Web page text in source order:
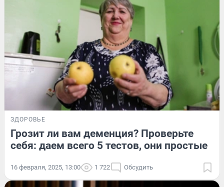
ЗДОРОВЬЕ
Грозит ли вам деменция? Проверьте
себя: даем всего 5 тестов, они простые
16 февраля, 2025, 13:00 1 722 Обсудить